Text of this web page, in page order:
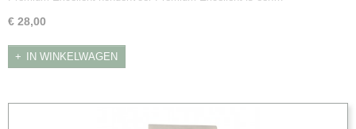
€ 28,00
IN WINKELWAGEN